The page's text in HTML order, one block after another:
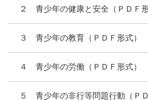
２ 青少年の健康と安全（ＰＤＦ形
３ 青少年の教育（ＰＤＦ形式）
４ 青少年の労働（ＰＤＦ形式）
５ 青少年の非行等問題行動（ＰＤ